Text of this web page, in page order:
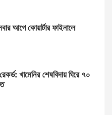
আগে কোয়ার্টার ফাইনালে
খামেনির শেষবিদায় ঘিরে ৭০